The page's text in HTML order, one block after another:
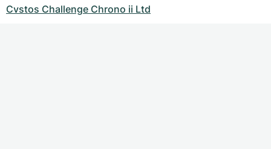
Cvstos Challenge Chrono ii Ltd